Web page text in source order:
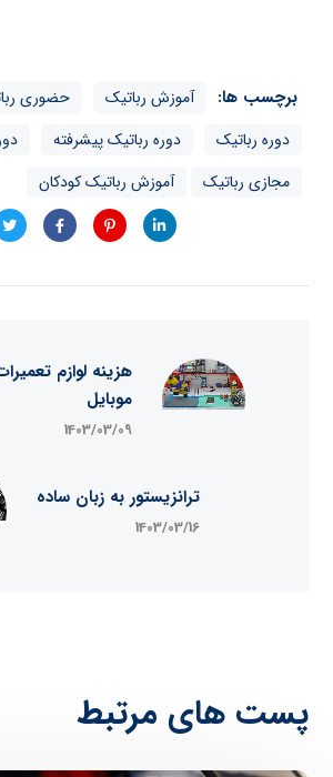
برچسب ها: آموزش رباتیک
حضوری
دوره رباتیک
دوره رباتیک پیشرفته
مجازی رباتیک
آموزش رباتیک کودکان
هزینه لوازم
موبایل
1403/03/09
ترانزیستور به زبان ساده
1403/03/16
پست های مرتبط